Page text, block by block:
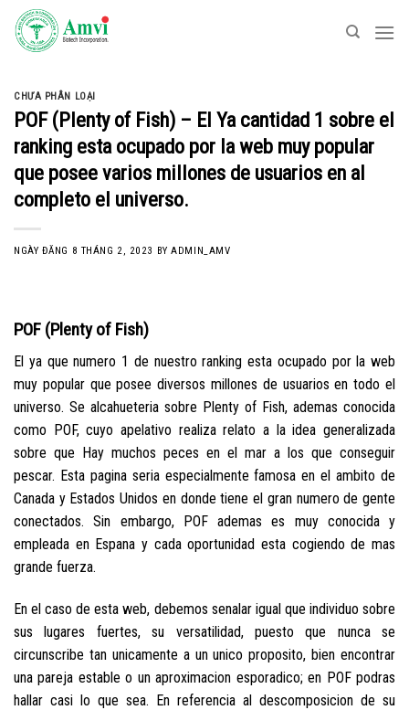
Skip
content
CHƯA PHÂN LOẠI
POF (Plenty of Fish) – El Ya cantidad 1 sobre el
ranking esta ocupado por la web muy popular
que posee varios millones de usuarios en al
completo el universo.
NGÀY ĐĂNG 8 THÁNG 2, 2023 BYADMIN_AMV
POF (Plenty of Fish)
El ya que numero 1 de nuestro ranking esta ocupado por la web
muy popular que posee diversos millones de usuarios en todo el
universo. Se alcahueteria sobre Plenty of Fish, ademas conocida
como POF, cuyo apelativo realiza relato a la idea generalizada
sobre que Hay muchos peces en el mar a los que conseguir
pescar. Esta pagina seri­a especialmente famosa en el ambito de
Canada y Estados Unidos en donde tiene el gran numero de gente
conectados. Sin embargo, POF ademas es muy conocida y
empleada en Espana y cada oportunidad esta cogiendo de mas
grande fuerza.
En el caso de esta web, debemos senalar igual que individuo sobre
sus lugares fuertes, su versatilidad, puesto que nunca se
circunscribe tan unicamente a un unico proposito, bien encontrar
una pareja estable o un aproximacion esporadico; en POF podras
hallar casi lo que sea. En referencia al descomposicion de su